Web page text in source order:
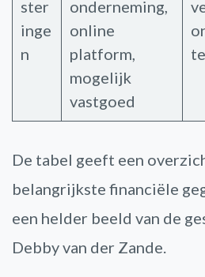
ster
inge
n
onderneming,
online
platform,
mogelijk
vastgoed
De tabel geeft een
belangrijkste financiële
een helder beeld van de
Debby van der Zande.